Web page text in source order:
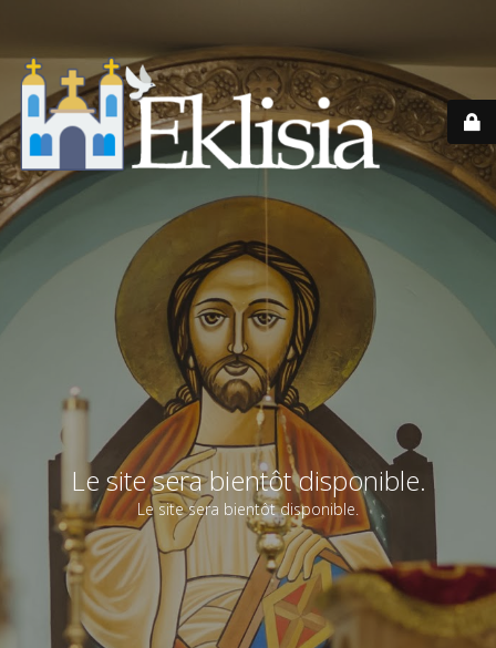
Le site sera bientôt disponible.
Le site sera bientôt disponible.